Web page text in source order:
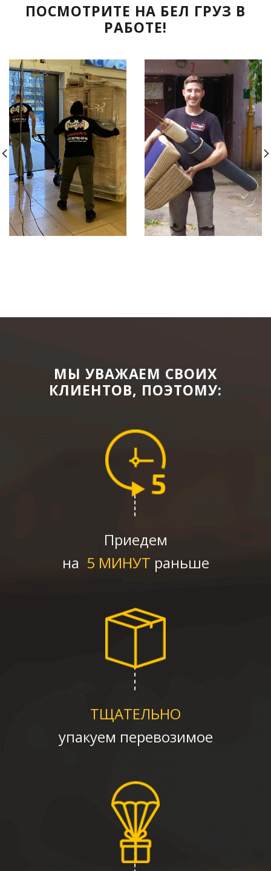
ПОСМОТРИТЕ НА БЕЛ ГРУЗ В
РАБОТЕ!
МЫ УВАЖАЕМ СВОИХ
КЛИЕНТОВ, ПОЭТОМУ:
Приедем
на 5 МИНУТ раньше
ТЩАТЕЛЬНО
упакуем перевозимое